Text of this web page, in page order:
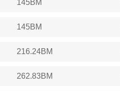
145BM
145BM
216.24BM
262.83BM